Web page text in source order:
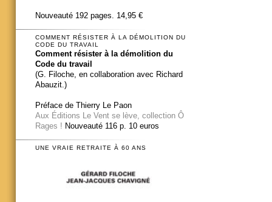
Nouveauté 192 pages. 14,95 €
COMMENT RÉSISTER À LA DÉMOLITION DU
CODE DU TRAVAIL
Comment résister à la démolition du
Code du travail
(G. Filoche, en collaboration avec Richard
Abauzit.)
Préface de Thierry Le Paon
Aux Éditions Le Vent se lève, collection Ô
Rages ! Nouveauté 116 p. 10 euros
UNE VRAIE RETRAITE À 60 ANS